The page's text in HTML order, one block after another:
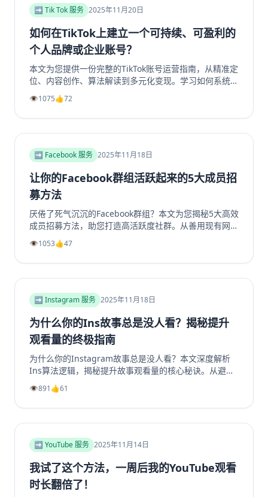
即了解如何提升你的YouTube视频收益！
➡️ Tik Tok 服务 2025年11月20日
如何在TikTok上建立一个可持续、可盈利的
个人品牌或企业账号？
本文为您提供一份完整的TikTok账号运营指南，从精准定
位、内容创作、算法解读到多元化变现。学习如何系统性
地构建一个具有持久生命力和盈利能力的TikTok个人品牌
或企业账号，避免常见陷阱，实现商业增长。掌握核心策
略，玩转TikTok营销。
👁️1075👍72
➡️ Facebook 服务 2025年11月18日
让你的Facebook群组活跃起来的5大成员招
募方法
厌倦了死气沉沉的Facebook群组？本文为您揭秘5大高效
成员招募方法，助您打造高活跃度社群。从善用现有网
络、优化群组资料，到利用Facebook生态系统内部引
流、创造高价值内容，再到策划专属活动，我们提供一步
步的实操指南。学习如何将精准用户转化为活跃成员，彻
Facebook群组重现生机与活力。立即阅读，开启您的社
群繁荣之路！
👁️1053👍47
➡️ Instagram 服务 2025年11月18日
为什么你的Ins故事总是没人看？揭秘提升
观看量的终极指南
为什么你的Instagram故事总是没人看？本文深度解析
Ins算法逻辑，揭秘提升故事观看量的核心秘诀。从避免
内容陷阱、善用投票问答等互动工具，到优化发布时机、
利用精选故事功能，我们提供一套完整的实战指南。学习
如何创作吸引眼球的开场、提供娱乐或教育价值，并有效
得更多Instagram帖子点赞，这篇超过2000字的终极指
南都将为你指明方向，让你的Ins故事从无人问津变为流
量磁石。
👁️891👍61
➡️ YouTube 服务 2025年11月14日
我试了这个方法，一周后我的YouTube观看
时长翻倍了！